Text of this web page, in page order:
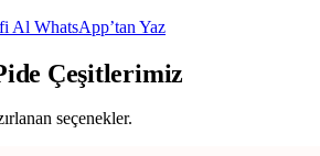
Al WhatsApp’tan Yaz
Çeşitlerimiz
seçenekler.